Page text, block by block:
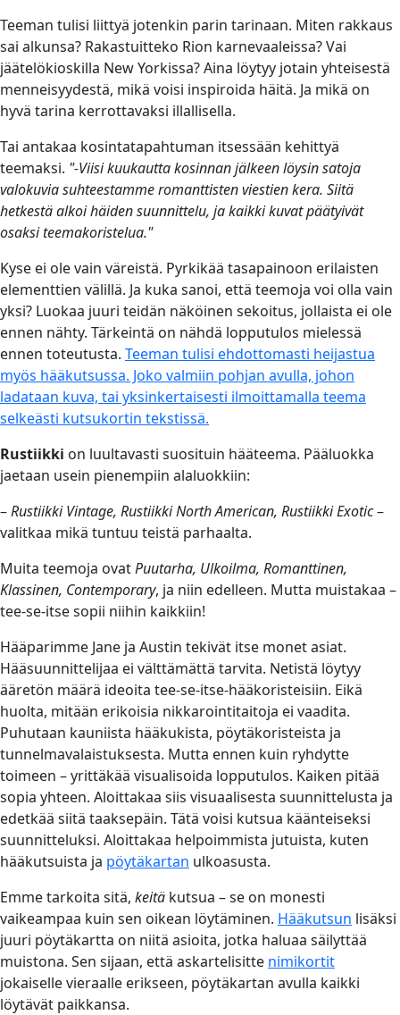
Teeman tulisi liittyä jotenkin parin tarinaan. Miten rakkaus
sai alkunsa? Rakastuitteko Rion karnevaaleissa? Vai
jäätelökioskilla New Yorkissa? Aina löytyy jotain yhteisestä
menneisyydestä, mikä voisi inspiroida häitä. Ja mikä on
hyvä tarina kerrottavaksi illallisella.
Tai antakaa kosintatapahtuman itsessään kehittyä
teemaksi. "-Viisi kuukautta kosinnan jälkeen löysin satoja
valokuvia suhteestamme romanttisten viestien kera. Siitä
hetkestä alkoi häiden suunnittelu, ja kaikki kuvat päätyivät
osaksi teemakoristelua."
Kyse ei ole vain väreistä. Pyrkikää tasapainoon erilaisten
elementtien välillä. Ja kuka sanoi, että teemoja voi olla vain
yksi? Luokaa juuri teidän näköinen sekoitus, jollaista ei ole
ennen nähty. Tärkeintä on nähdä lopputulos mielessä
ennen toteutusta. Teeman tulisi ehdottomasti heijastua
myös hääkutsussa. Joko valmiin pohjan avulla, johon
ladataan kuva, tai yksinkertaisesti ilmoittamalla teema
selkeästi kutsukortin tekstissä.
Rustiikki on luultavasti suosituin hääteema. Pääluokka
jaetaan usein pienempiin alaluokkiin:
–Rustiikki Vintage, Rustiikki North American, Rustiikki Exotic–
valitkaa mikä tuntuu teistä parhaalta.
Muita teemoja ovatPuutarha, Ulkoilma, Romanttinen,
Klassinen, Contemporary, ja niin edelleen. Mutta muistakaa –
tee-se-itse sopii niihin kaikkiin!
Hääparimme Jane ja Austin tekivät itse monet asiat.
Hääsuunnittelijaa ei välttämättä tarvita. Netistä löytyy
ääretön määrä ideoita tee-se-itse-hääkoristeisiin. Eikä
huolta, mitään erikoisia nikkarointitaitoja ei vaadita.
Puhutaan kauniista hääkukista, pöytäkoristeista ja
tunnelmavalaistuksesta. Mutta ennen kuin ryhdytte
toimeen – yrittäkää visualisoida lopputulos. Kaiken pitää
sopia yhteen. Aloittakaa siis visuaalisesta suunnittelusta ja
edetkää siitä taaksepäin. Tätä voisi kutsua käänteiseksi
suunnitteluksi. Aloittakaa helpoimmista jutuista, kuten
hääkutsuista ja pöytäkartan ulkoasusta.
Emme tarkoita sitä, keitä kutsua – se on monesti
vaikeampaa kuin sen oikean löytäminen. Hääkutsun lisäksi
juuri pöytäkartta on niitä asioita, jotka haluaa säilyttää
muistona. Sen sijaan, että askartelisitte nimikortit
jokaiselle vieraalle erikseen, pöytäkartan avulla kaikki
löytävät paikkansa.